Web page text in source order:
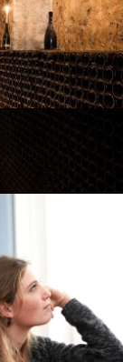
|